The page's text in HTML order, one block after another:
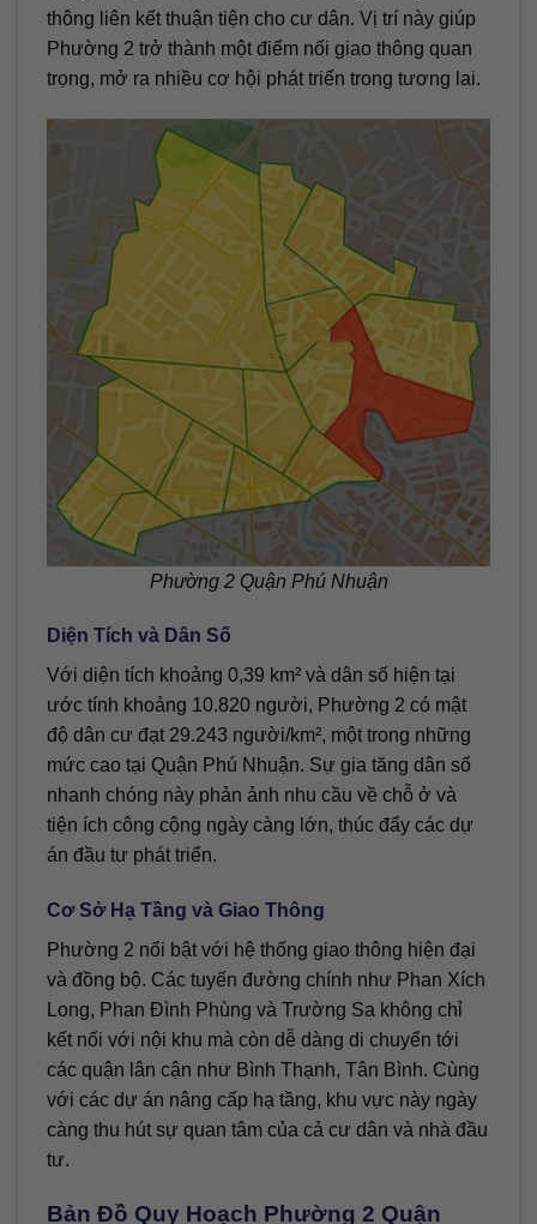
thông liên kết thuận tiện cho cư dân. Vị trí này giúp
Phường 2 trở thành một điểm nối giao thông quan
trọng, mở ra nhiều cơ hội phát triển trong tương lai.
Phường 2 Quận Phú Nhuận
Diện Tích và Dân Số
Với diện tích khoảng 0,39 km² và dân số hiện tại
ước tính khoảng 10.820 người, Phường 2 có mật
độ dân cư đạt 29.243 người/km², một trong những
mức cao tại Quận Phú Nhuận. Sự gia tăng dân số
nhanh chóng này phản ảnh nhu cầu về chỗ ở và
tiện ích công cộng ngày càng lớn, thúc đẩy các dự
án đầu tư phát triển.
Cơ Sở Hạ Tầng và Giao Thông
Phường 2 nổi bật với hệ thống giao thông hiện đại
và đồng bộ. Các tuyến đường chính như Phan Xích
Long, Phan Đình Phùng và Trường Sa không chỉ
kết nối với nội khu mà còn dễ dàng di chuyển tới
các quận lân cận như Bình Thạnh, Tân Bình. Cùng
với các dự án nâng cấp hạ tầng, khu vực này ngày
càng thu hút sự quan tâm của cả cư dân và nhà đầu
tư.
Bản Đồ Quy Hoạch Phường 2 Quận